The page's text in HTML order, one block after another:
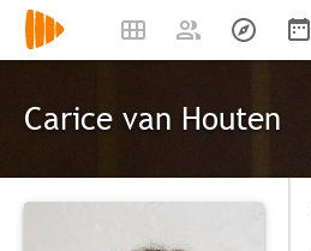
Carice van Houten